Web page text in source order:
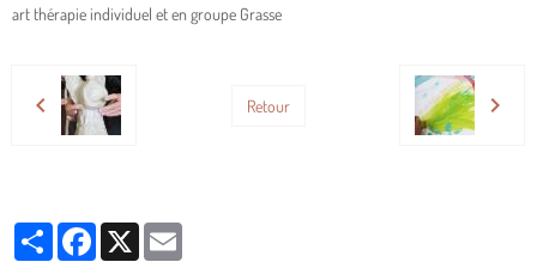
art thérapie individuel et en groupe Grasse
Retour
PartagerFacebook
X